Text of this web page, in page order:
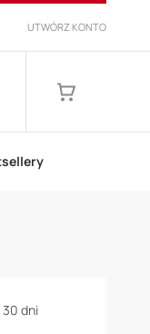
UTWÓRZ KONTO
dni